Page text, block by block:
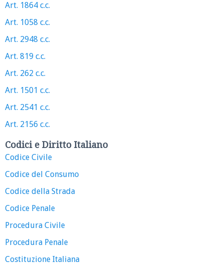
Art. 1864 c.c.
Art. 1058 c.c.
Art. 2948 c.c.
Art. 819 c.c.
Art. 262 c.c.
Art. 1501 c.c.
Art. 2541 c.c.
Art. 2156 c.c.
Codici e Diritto Italiano
Codice Civile
Codice del Consumo
Codice della Strada
Codice Penale
Procedura Civile
Procedura Penale
Costituzione Italiana